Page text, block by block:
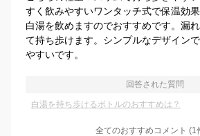
すく飲みやすいワンタッチ式で保温効
白湯を飲めますのでおすすめです。漏
て持ち歩けます。シンプルなデザイン
やすいです。
回答された質問
白湯を持ち歩けるボトルのおすすめは？
全てのおすすめコメント (1